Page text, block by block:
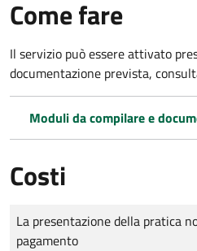
Come fare
Il servizio può essere attivato
documentazione prevista,
Moduli da compilare e
Costi
Tipo di pagamento
Importo
La presentazione della pratica
pagamento